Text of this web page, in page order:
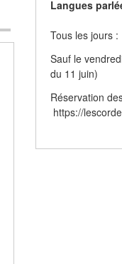
Langues
Tous les jours
Sauf le
du 11 juin)
Réservation
https://